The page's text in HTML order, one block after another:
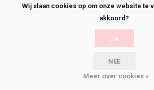
Wij slaan cookies op om onze website te
akkoord?
JA
NEE
Meer over cookies »